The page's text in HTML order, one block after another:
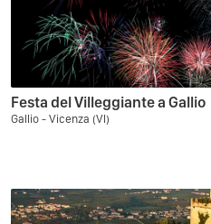
Festa del Villeggiante a Gallio
Gallio - Vicenza (VI)